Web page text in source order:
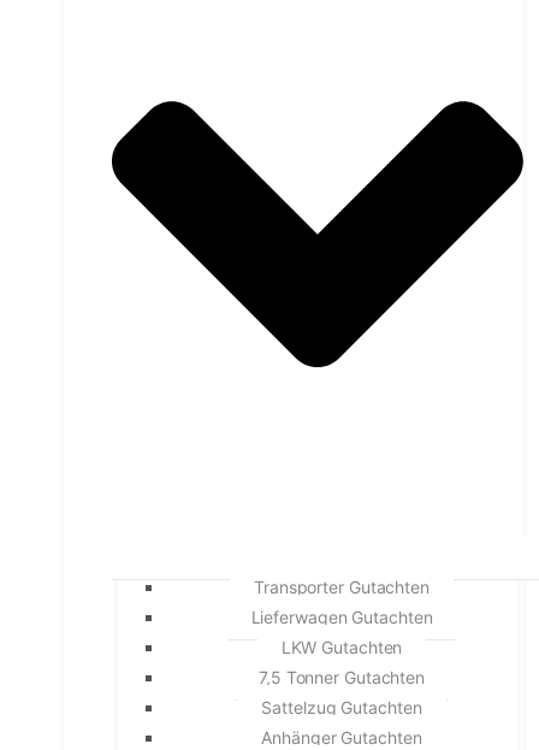
Transporter Gutachten
Lieferwagen Gutachten
LKW Gutachten
7,5 Tonner Gutachten
Sattelzug Gutachten
Anhänger Gutachten